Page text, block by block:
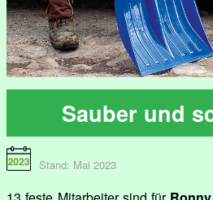
Sauber und
Stand: Mai 2023